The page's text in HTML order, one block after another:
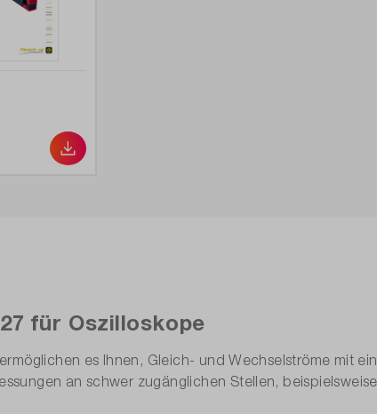
für Oszilloskope
es Ihnen, Gleich- und Wechselströme mit
an schwer zugänglichen Stellen,